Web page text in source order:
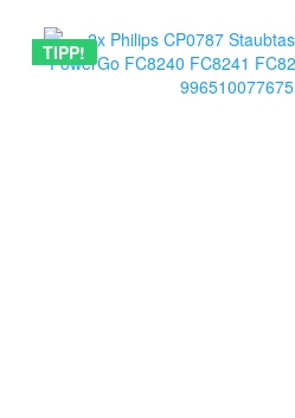
TIPP!